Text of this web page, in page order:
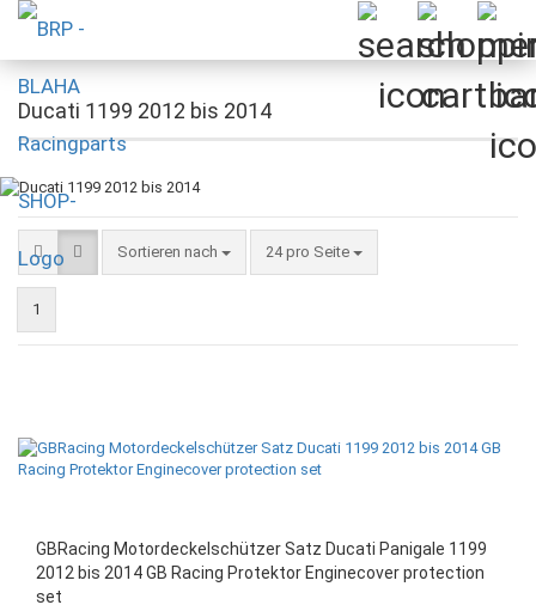
Ducati 1199 2012 bis 2014
Sortieren nach
Sortieren nach 24 pro Seite
pro Seite
1
GBRacing Motordeckelschützer Satz Ducati Panigale 1199
2012 bis 2014 GB Racing Protektor Enginecover protection
set